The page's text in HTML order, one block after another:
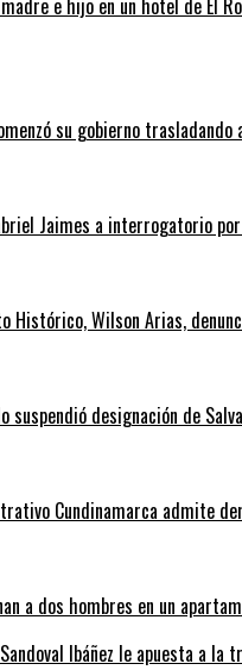
e hijo en un hotel de El
su gobierno trasladando
Jaimes a interrogatorio
Histórico, Wilson Arias,
suspendió designación de
Cundinamarca admite
a dos hombres en un
Ibáñez le apuesta a